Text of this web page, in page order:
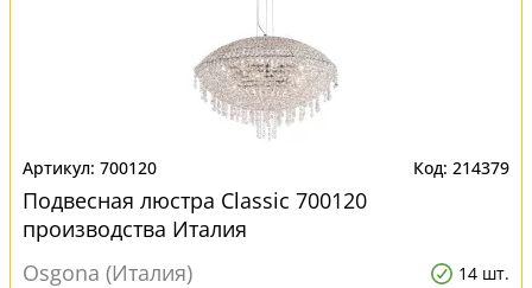
700120 214379
Подвесная люстра Classic 700120
производства Италия
Osgona (Италия)
14 шт.